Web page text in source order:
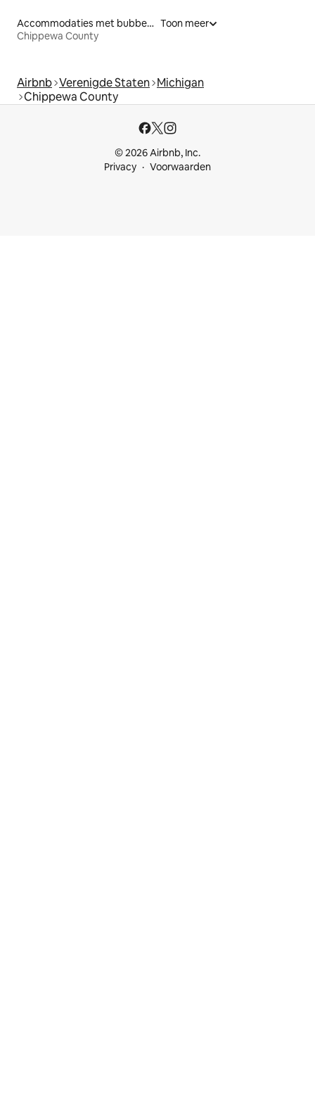
Accommodaties met bubbelbad
Chippewa County
Toon meer
Airbnb Verenigde Staten Michigan
Chippewa County
© 2026 Airbnb, Inc.
Privacy
Voorwaarden